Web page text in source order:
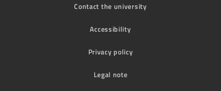
Contact the university
Accessibility
Privacy policy
Legal note